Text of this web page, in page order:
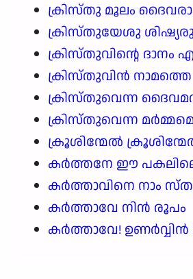
ക്രിസ്തു മൂലം
ക്രിസ്തുയേശു
ക്രിസ്തുവിന്റെ ദാനം
ക്രിസ്തുവിൻ
ക്രിസ്തുവെന്ന
ക്രിസ്തുവെന്ന
ക്രൂശിന്മേൽ
കർത്തനേ ഈ
കർത്താവിനെ നാം
കർത്താവേ നിൻ രൂപം
കർത്താവേ! ഉണർവ്വിൻ